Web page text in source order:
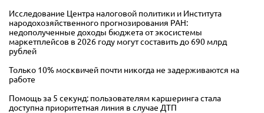
Исследование Центра налоговой политики и Института
народохозяйственного прогнозирования РАН:
недополученные доходы бюджета от экосистемы
маркетплейсов в 2026 году могут составить до 690 млрд
рублей
Только 10% москвичей почти никогда не задерживаются на
работе
Помощь за 5 секунд: пользователям каршеринга стала
доступна приоритетная линия в случае ДТП